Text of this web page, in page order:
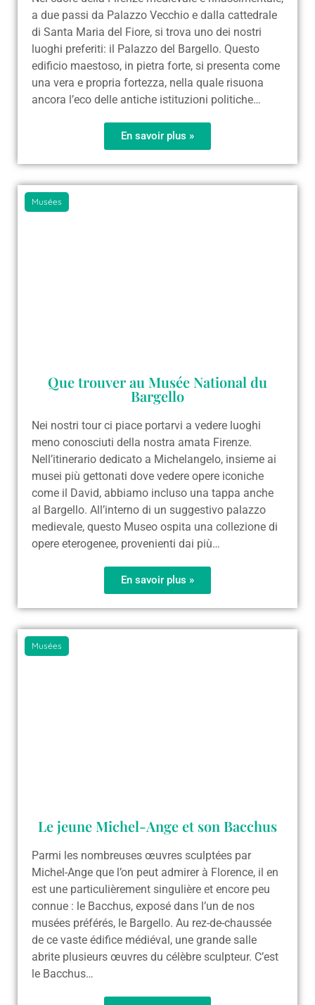
a due passi da Palazzo Vecchio e dalla cattedrale
di Santa Maria del Fiore, si trova uno dei nostri
luoghi preferiti: il Palazzo del Bargello. Questo
edificio maestoso, in pietra forte, si presenta come
una vera e propria fortezza, nella quale risuona
ancora l’eco delle antiche istituzioni politiche…
En savoir plus »
Musées
Que trouver au Musée National du
Bargello
Nei nostri tour ci piace portarvi a vedere luoghi
meno conosciuti della nostra amata Firenze.
Nell’itinerario dedicato a Michelangelo, insieme ai
musei più gettonati dove vedere opere iconiche
come il David, abbiamo incluso una tappa anche
al Bargello. All’interno di un suggestivo palazzo
medievale, questo Museo ospita una collezione di
opere eterogenee, provenienti dai più…
En savoir plus »
Musées
Le jeune Michel-Ange et son Bacchus
Parmi les nombreuses œuvres sculptées par
Michel-Ange que l’on peut admirer à Florence, il en
est une particulièrement singulière et encore peu
connue : le Bacchus, exposé dans l’un de nos
musées préférés, le Bargello. Au rez-de-chaussée
de ce vaste édifice médiéval, une grande salle
abrite plusieurs œuvres du célèbre sculpteur. C’est
le Bacchus…